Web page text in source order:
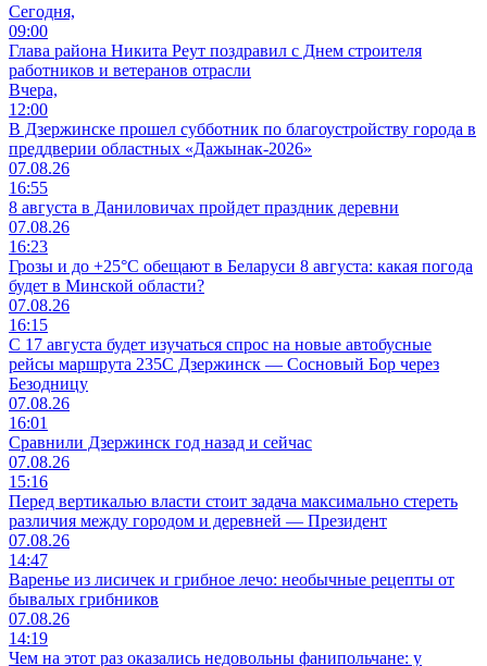
Сегодня,
09:00
Глава района Никита Реут поздравил с Днем строителя
работников и ветеранов отрасли
Вчера,
12:00
В Дзержинске прошел субботник по благоустройству города в
преддверии областных «Дажынак-2026»
07.08.26
16:55
8 августа в Даниловичах пройдет праздник деревни
07.08.26
16:23
Грозы и до +25°С обещают в Беларуси 8 августа: какая погода
будет в Минской области?
07.08.26
16:15
С 17 августа будет изучаться спрос на новые автобусные
рейсы маршрута 235С Дзержинск — Сосновый Бор через
Безодницу
07.08.26
16:01
Сравнили Дзержинск год назад и сейчас
07.08.26
15:16
Перед вертикалью власти стоит задача максимально стереть
различия между городом и деревней — Президент
07.08.26
14:47
Варенье из лисичек и грибное лечо: необычные рецепты от
бывалых грибников
07.08.26
14:19
Чем на этот раз оказались недовольны фанипольчане: у